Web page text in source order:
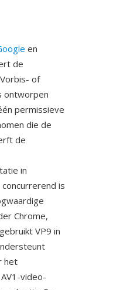
en
de
of
ontworpen
permissieve
die de
de
in
is
Chrome,
VP9 in
het
video-